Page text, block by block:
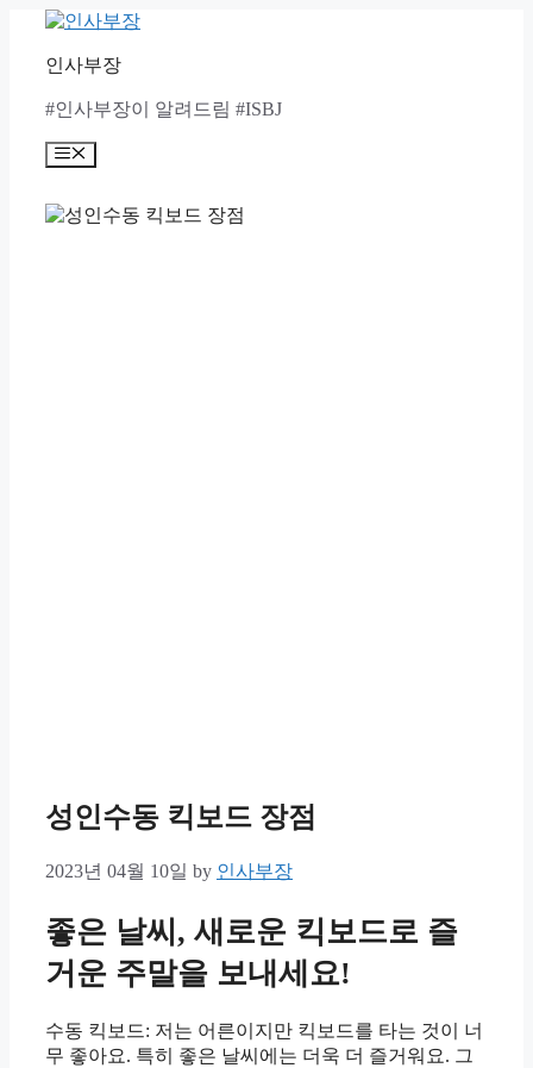
content인사부장
#인사부장이 알려드림 #ISBJ
Menu
성인수동 킥보드 장점
2023년 04월 10일 by 인사부장
좋은 날씨, 새로운 킥보드로 즐
거운 주말을 보내세요!
수동 킥보드: 저는 어른이지만 킥보드를 타는 것이 너
무 좋아요. 특히 좋은 날씨에는 더욱 더 즐거워요. 그